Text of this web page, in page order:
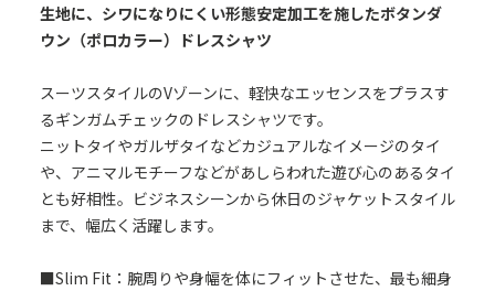
生地に、シワになりにくい形態安定加工を施したボタンダ
ウン（ポロカラー）ドレスシャツ
スーツスタイルのVゾーンに、軽快なエッセンスをプラスす
るギンガムチェックのドレスシャツです。
ニットタイやガルザタイなどカジュアルなイメージのタイ
や、アニマルモチーフなどがあしらわれた遊び心のあるタイ
とも好相性。ビジネスシーンから休日のジャケットスタイル
まで、幅広く活躍します。
■Slim Fit：腕周りや身幅を体にフィットさせた、最も細身